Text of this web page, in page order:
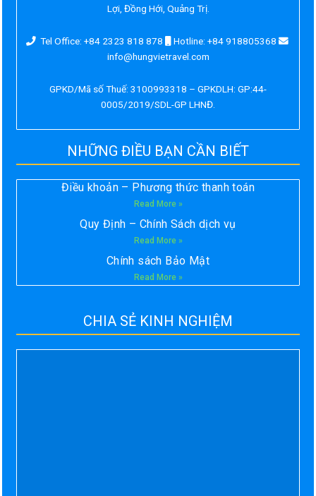
Lợi, Đồng Hới, Quảng Trị.
Tel Office: +84 2323 818 878
Hotline: +84 918805368
info@hungvietravel.com
GPKD/Mã số Thuế: 3100993318 – GPKDLH: GP:44-
0005/2019/SDL-GP LHNĐ.
NHỮNG ĐIỀU BẠN CẦN BIẾT
Điều khoản – Phương thức thanh toán
Read More »
Quy Định – Chính Sách dịch vụ
Read More »
Chính sách Bảo Mật
Read More »
CHIA SẺ KINH NGHIỆM